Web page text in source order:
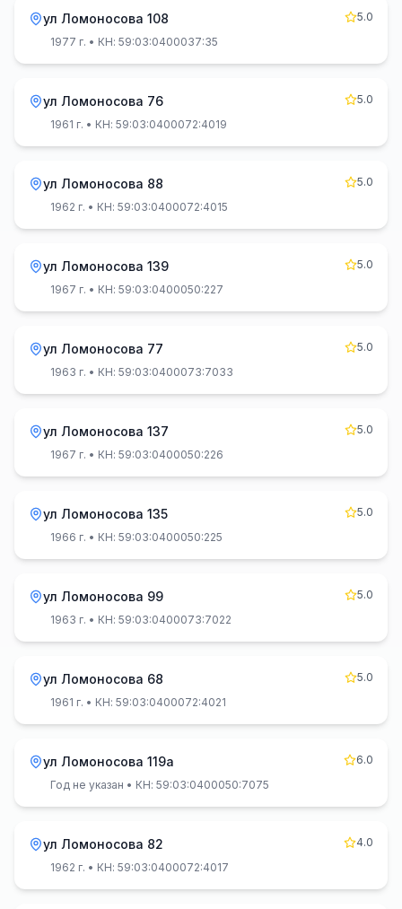
ул Ломоносова 108
5.0
1977 г. • КН: 59:03:0400037:35
ул Ломоносова 76
5.0
1961 г. • КН: 59:03:0400072:4019
ул Ломоносова 88
5.0
1962 г. • КН: 59:03:0400072:4015
ул Ломоносова 139
5.0
1967 г. • КН: 59:03:0400050:227
ул Ломоносова 77
5.0
1963 г. • КН: 59:03:0400073:7033
ул Ломоносова 137
5.0
1967 г. • КН: 59:03:0400050:226
ул Ломоносова 135
5.0
1966 г. • КН: 59:03:0400050:225
ул Ломоносова 99
5.0
1963 г. • КН: 59:03:0400073:7022
ул Ломоносова 68
5.0
1961 г. • КН: 59:03:0400072:4021
ул Ломоносова 119а
6.0
Год не указан • КН: 59:03:0400050:7075
ул Ломоносова 82
4.0
1962 г. • КН: 59:03:0400072:4017